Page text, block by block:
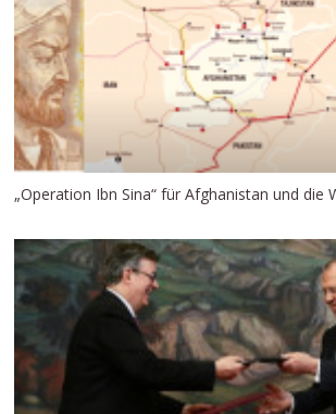
„Operation Ibn Sina“ für Afghanistan und die